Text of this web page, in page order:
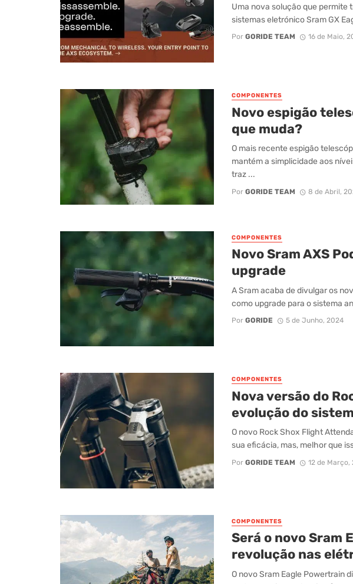
Uma nova solução que permite
sistemas eletrónico Sram GX
Por GORIDE TEAM 16 de Maio,
COMPONENTES
Novo espigão
que muda?
O mais recente espigão
mantém a simplicidade aos
traz ...
Por GORIDE TEAM 8 de Abril,
COMPONENTES
Novo Sram AXS
upgrade
A Sram acaba de divulgar os
como upgrade para o sistema
Por GORIDE 5 de Junho, 2024
COMPONENTES
Nova versão do
evolução do
O novo Rock Shox Flight
sua eficácia, mas, melhor que
Por GORIDE TEAM 12 de Março,
COMPONENTES
Será o novo Sram
revolução nas
O novo Sram Eagle Powertrain